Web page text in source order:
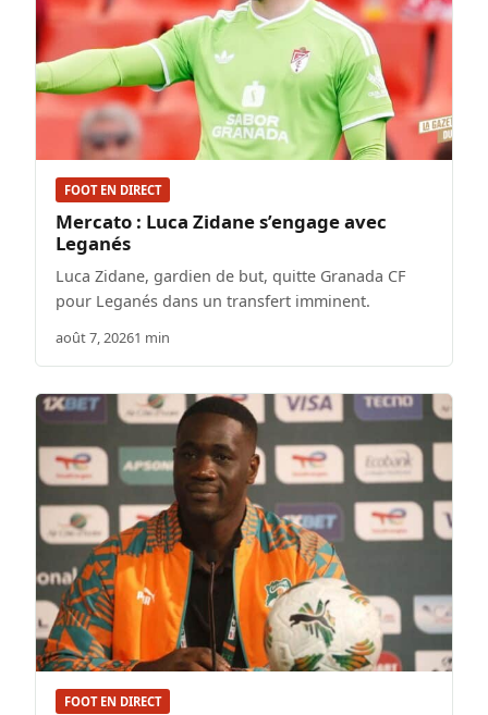
FOOT EN DIRECT
Mercato : Luca Zidane s’engage avec
Leganés
Luca Zidane, gardien de but, quitte Granada CF
pour Leganés dans un transfert imminent.
août 7, 20261 min
FOOT EN DIRECT